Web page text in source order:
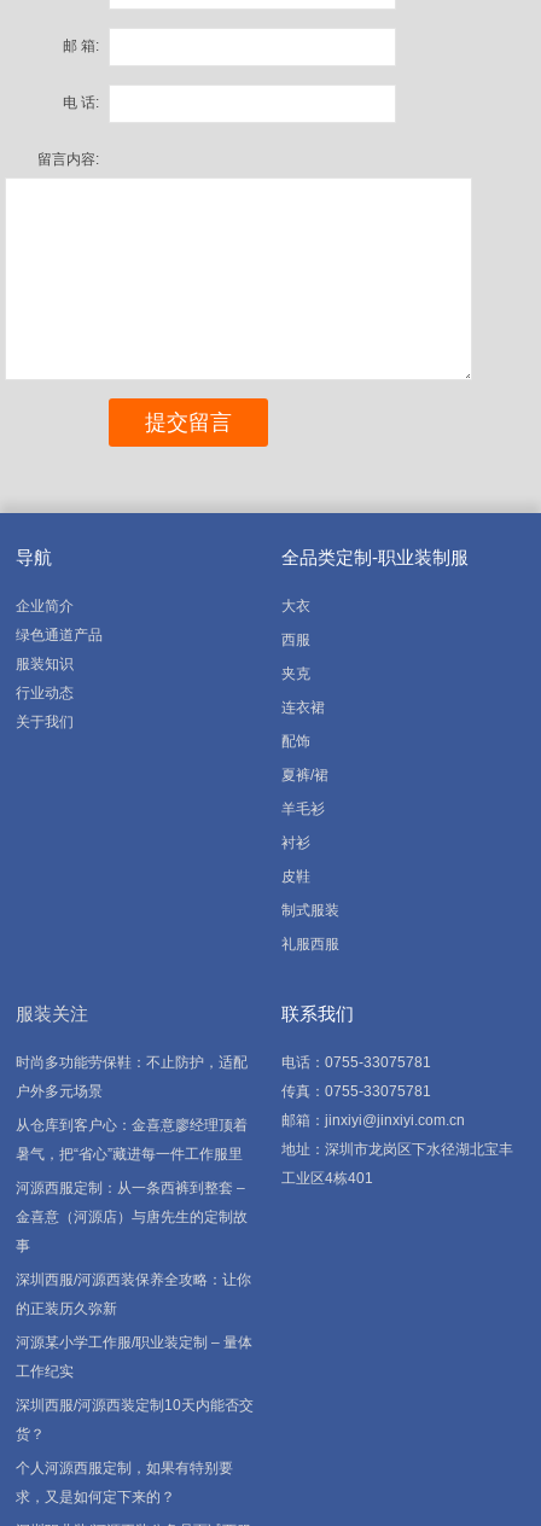
邮 箱:
电 话:
留言内容:
导航
企业简介
绿色通道产品
服装知识
行业动态
关于我们
全品类定制-职业装制服
大衣
西服
夹克
连衣裙
配饰
夏裤/裙
羊毛衫
衬衫
皮鞋
制式服装
礼服西服
服装关注
时尚多功能劳保鞋：不止防护，适配
户外多元场景
从仓库到客户心：金喜意廖经理顶着
暑气，把“省心”藏进每一件工作服里
河源西服定制：从一条西裤到整套 –
金喜意（河源店）与唐先生的定制故
事
深圳西服/河源西装保养全攻略：让你
的正装历久弥新
河源某小学工作服/职业装定制 – 量体
工作纪实
深圳西服/河源西装定制10天内能否交
货？
个人河源西服定制，如果有特别要
求，又是如何定下来的？
联系我们
电话：0755-33075781
传真：0755-33075781
邮箱：jinxiyi@jinxiyi.com.cn
地址：深圳市龙岗区下水径湖北宝丰
工业区4栋401